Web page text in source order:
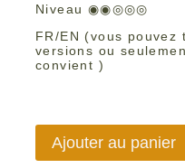
Niveau ◉◉◎◎◎
FR/EN (vous
versions ou
convient )
quantité
Châle
Ajouter au panier